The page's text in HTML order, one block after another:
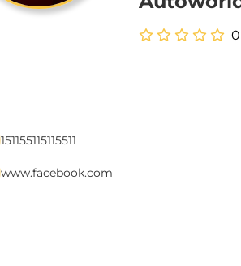
151155115115511
www.facebook.com